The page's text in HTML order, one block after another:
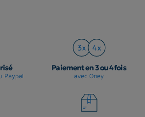
Paypal
Paiement en 3 ou 4 fois
avec Oney